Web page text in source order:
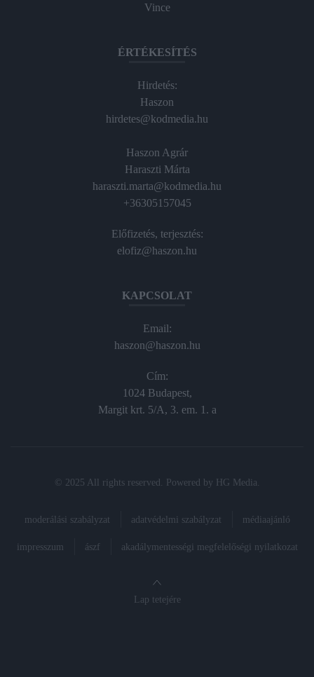
Vince
ÉRTÉKESÍTÉS
Hirdetés:
Haszon
hirdetes@kodmedia.hu
Haszon Agrár
Haraszti Márta
haraszti.marta@kodmedia.hu
+36305157045
Előfizetés, terjesztés:
elofiz@haszon.hu
KAPCSOLAT
Email:
haszon@haszon.hu
Cím:
1024 Budapest,
Margit krt. 5/A, 3. em. 1. a
© 2025 All rights reserved. Powered by HG Media
moderálási szabályzat adatvédelmi szabályzat médiaajánló
impresszum ászf akadálymentességi megfelelőségi nyilatkozat
Lap tetejére